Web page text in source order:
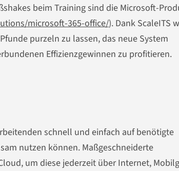
beim Training sind die Microsoft-
microsoft-365-office/). Dank ScaleITS
purzeln zu lassen, das neue System
Effizienzgewinnen zu profitieren.
schnell und einfach auf benötigte
nutzen können. Maßgeschneiderte
um diese jederzeit über Internet,